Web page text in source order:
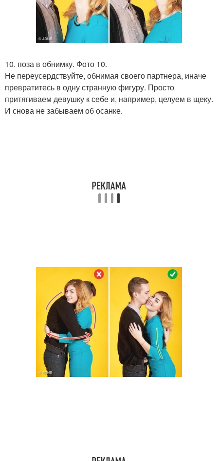
10. поза в обнимку. Фото 10.
Не переусердствуйте, обнимая своего партнера, иначе
превратитесь в одну странную фигуру. Просто
притягиваем девушку к себе и, например, целуем в щеку.
И снова не забываем об осанке.